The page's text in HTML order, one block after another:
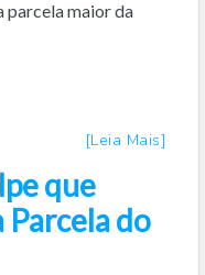
parcela maior da
[Leia Mais]
que
do